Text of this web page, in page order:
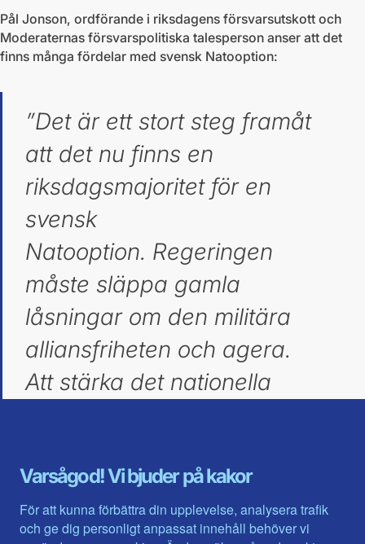
Varsågod! Vi bjuder på kakor
För att kunna förbättra din upplevelse, analysera trafik
och ge dig personligt anpassat innehåll behöver vi
Pål Jonson, ordförande i riksdagens försvarsutskott och
Moderaternas försvarspolitiska talesperson anser att det
finns många fördelar med svensk Natooption:
”Det är ett stort steg framåt
att det nu finns en
riksdagsmajoritet för en
svensk
Natooption. Regeringen
måste släppa gamla
låsningar om den militära
alliansfriheten och agera.
Att stärka det nationella
svenskt Natomedlemskap är
det bästa sättet att stärka